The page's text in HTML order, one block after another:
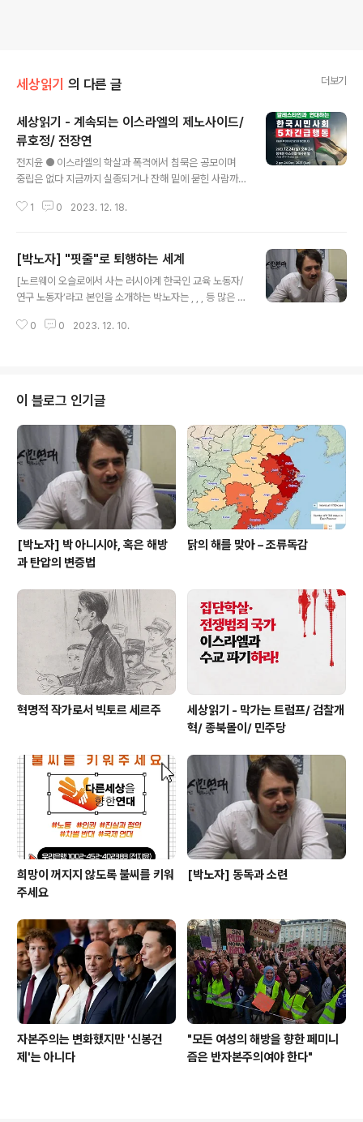
세상읽기 의 다른 글 더보기
세상읽기 - 계속되는 이스라엘의 제노사이드/
류호정/ 전장연
전지윤 ● 이스라엘의 학살과 폭격에서 침묵은 공모이며
중립은 없다 지금까지 실종되거나 잔해 밑에 묻힌 사람까
10만 채 이상이 파괴됐다. 먹을 물도 없으니 씻을 물은 당
도 많다. 전기가 없으니 휴대폰으로 죽은 가족의 사진을 남
기기도 어렵다. 이 모든 끔찍한 상황은 ‘하마스는 10월 7일
공격에 나서면서 이스라엘 네탸냐후 정부의 극우반동적 성
여 이것이 제2의 더 극악한 나크바를 위해 네타냐후가 놓
1 0 2023. 12. 18.
[박노자] "핏줄"로 퇴행하는 세계
[노르웨이 오슬로에서 사는 러시아계 한국인 교육 노동자/
연구 노동자’라고 본인을 소개하는 박노자는 , , , 등 많은 책
gJ)을 다시 옮겨서 실을 수 있도록 허락해 준 것에 정말 감
습니다. 그래서 그런지, 제 타임라인을 보면 유달리 이스라
엘의 국가적 프로파간다나 각종의 친이스라엘 단체들의 광
고 같은 게 많이 들어옵니다. 차단하려 해도 차단할 수 있는
길이 없어서 일단 "연구" 삼아 열심히 지켜보고 있는데, 한
가지 괄목할 만한 점이 있습니다. 이 광고들의 대부분은,..
0 0 2023. 12. 10.
이 블로그 인기글
[박노자] 박 아니시야, 혹은 해방
과 탄압의 변증법
닭의 해를 맞아 – 조류독감
혁명적 작가로서 빅토르 세르주
세상읽기 - 막가는 트럼프/ 검찰개
혁/ 종북몰이/ 민주당
희망이 꺼지지 않도록 불씨를 키워
주세요
[박노자] 동독과 소련
자본주의는 변화했지만 '신봉건
제'는 아니다
"모든 여성의 해방을 향한 페미니
즘은 반자본주의여야 한다"